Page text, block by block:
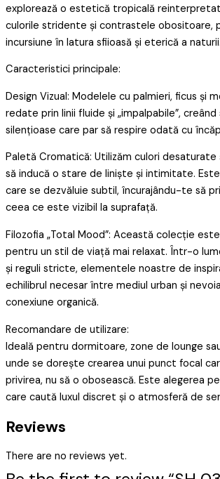
explorează o estetică tropicală
culorile stridente și contrastele obositoare,
incursiune în latura sfiioasă și eterică a naturii.
Caracteristici principale:
Design Vizual: Modelele cu palmieri, ficus și
redate prin linii fluide și „impalpabile”,
silențioase care par să respire odată cu
Paletă Cromatică: Utilizăm culori
să inducă o stare de liniște și intimitate. Este
care se dezvăluie subtil, încurajându-te să
ceea ce este vizibil la suprafață.
Filozofia „Total Mood”: Această colecție
pentru un stil de viață mai relaxat. Într-o
și reguli stricte, elementele noastre de
echilibrul necesar între mediul urban și
conexiune organică.
Recomandare de utilizare:
Ideală pentru dormitoare, zone de lounge
unde se dorește crearea unui punct focal
privirea, nu să o obosească. Este alegerea
care caută luxul discret și o atmosferă de
Reviews
There are no reviews yet.